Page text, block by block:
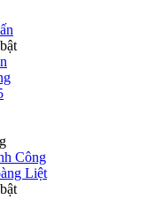
Công
Liệt